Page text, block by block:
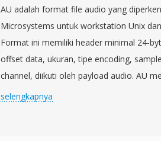
AU adalah format file audio yang
Microsystems untuk workstation Unix
Format ini memiliki header minimal 24-
offset data, ukuran, tipe encoding,
channel, diikuti oleh payload audio. AU
encoding, termasuk PCM linear tanpa
selengkapnya